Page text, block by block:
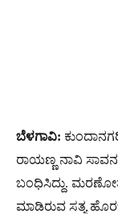
ಬೆಳಗಾವಿ:
ರಾಯಣ್ಣ ನಾವಿ
ಬಂಧಿಸಿದ್ದು.
ಮಾಡಿರುವ ಸತ್ಯ